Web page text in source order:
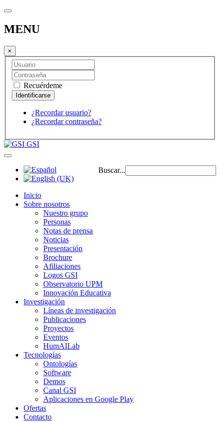
MENU
×
Recuérdeme
¿Recordar usuario?
¿Recordar contraseña?
GSI
Buscar...
Inicio
Sobre nosotros
Nuestro grupo
Personas
Notas de prensa
Noticias
Presentación
Brochure
Afiliaciones
Logos GSI
Observatorio UPM
Innovación Educativa
Investigación
Líneas de investigación
Publicaciones
Proyectos
Eventos
HumAILab
Tecnologías
Ontologías
Software
Demos
Canal GSI
Aplicaciones en Google Play
Ofertas
Contacto